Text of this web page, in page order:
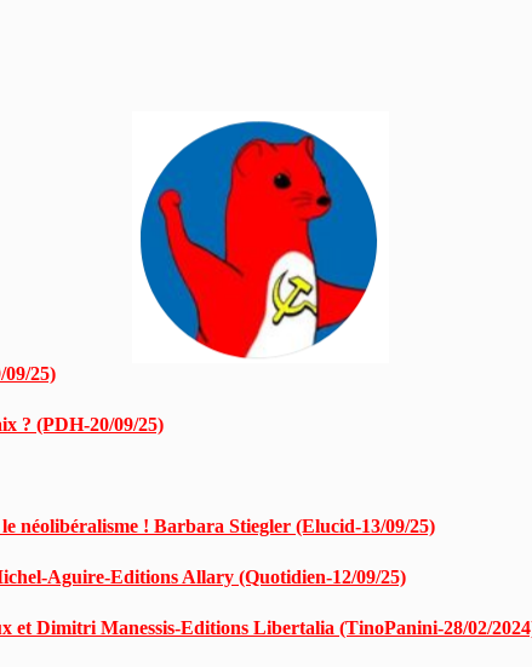
25)
? (PDH-20/09/25)
néolibéralisme ! Barbara Stiegler (Elucid-13/09/25)
Aguire-Editions Allary (Quotidien-12/09/25)
et Dimitri Manessis-Editions Libertalia (TinoPanini-28/02/